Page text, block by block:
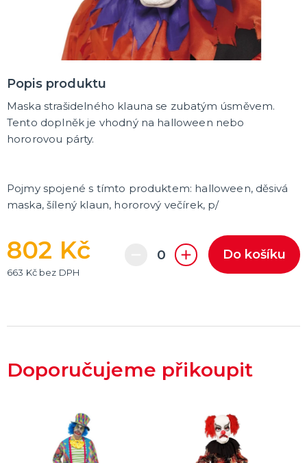
Společenské hry na párty
Strategické deskové hry
Logické hry - pro děti i dospělé
Vědomostní hry - pro dva a více hráčů
Společenské deskové hry pro dva hráče
Erotické deskové hry pro dospělé
Hry a hlavolamy
Retro stolní hry
Deskové a karetní hry pro děti
Rychlé a zběsilé hry na postřeh!
Sportovní deskové hry
DALŠÍ KATEGORIE
Popis produktu
Maska strašidelného klauna se zubatým úsměvem.
Tento doplněk je vhodný na halloween nebo
hororovou párty.
Pojmy spojené s tímto produktem: halloween, děsivá
maska, šílený klaun, hororový večírek, p/
802 Kč
663 Kč bez DPH
Do košíku
Doporučujeme přikoupit